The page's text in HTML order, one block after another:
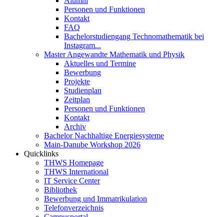
Personen und Funktionen
Kontakt
FAQ
Bachelorstudiengang Technomathematik bei
Instagram...
Master Angewandte Mathematik und Physik
Aktuelles und Termine
Bewerbung
Projekte
Studienplan
Zeitplan
Personen und Funktionen
Kontakt
Archiv
Bachelor Nachhaltige Energiesysteme
Main-Danube Workshop 2026
Quicklinks
THWS Homepage
THWS International
IT Service Center
Bibliothek
Bewerbung und Immatrikulation
Telefonverzeichnis